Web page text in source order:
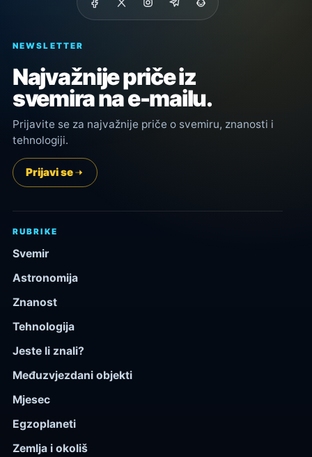
NEWSLETTER
Najvažnije priče iz
svemira na e-mailu.
Prijavite se za najvažnije priče o svemiru, znanosti i
tehnologiji.
Prijavi se
RUBRIKE
Svemir
Astronomija
Znanost
Tehnologija
Jeste li znali?
Međuzvjezdani objekti
Mjesec
Egzoplaneti
Zemlja i okoliš